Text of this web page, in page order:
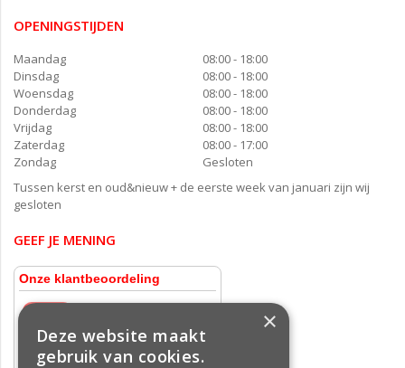
OPENINGSTIJDEN
Maandag
08:00 - 18:00
Dinsdag
08:00 - 18:00
Woensdag
08:00 - 18:00
Donderdag
08:00 - 18:00
Vrijdag
08:00 - 18:00
Zaterdag
08:00 - 17:00
Zondag
Gesloten
Tussen kerst en oud&nieuw + de eerste week van januari zijn wij
gesloten
GEEF JE MENING
×
Deze website maakt
gebruik van cookies.